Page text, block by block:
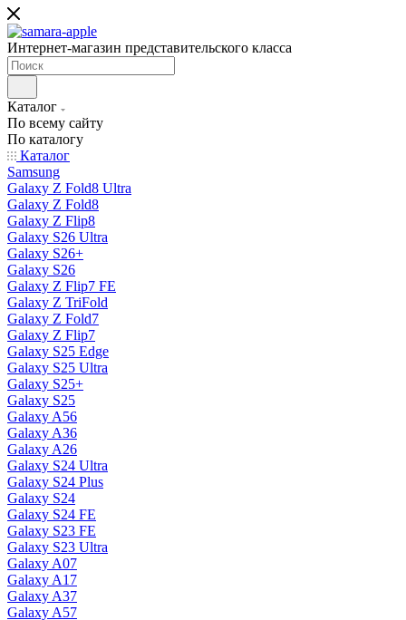
Интернет-магазин представительского класса
Каталог
По всему сайту
По каталогу
Каталог
Samsung
Galaxy Z Fold8 Ultra
Galaxy Z Fold8
Galaxy Z Flip8
Galaxy S26 Ultra
Galaxy S26+
Galaxy S26
Galaxy Z Flip7 FE
Galaxy Z TriFold
Galaxy Z Fold7
Galaxy Z Flip7
Galaxy S25 Edge
Galaxy S25 Ultra
Galaxy S25+
Galaxy S25
Galaxy A56
Galaxy A36
Galaxy A26
Galaxy S24 Ultra
Galaxy S24 Plus
Galaxy S24
Galaxy S24 FE
Galaxy S23 FE
Galaxy S23 Ultra
Galaxy A07
Galaxy A17
Galaxy A37
Galaxy A57